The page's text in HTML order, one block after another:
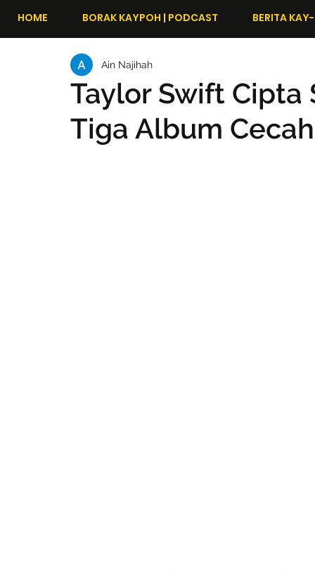
HOME BORAK KAYPOH | PODCAST BERITA
Taylor Swift Cipta
Tiga Album
Ain Najihah